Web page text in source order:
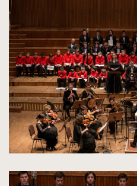
powiększenie
zdjęcia
do
rozmiarów
oryginalnych
spowoduje
powiększenie